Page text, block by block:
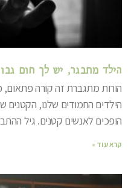
הילד מתבגר, יש לך חום
הורות מתגברת זה קורה פתאום,
הילדים החמודים שלנו, הקטנים
הופכים לאנשים קטנים. גיל
קרא עוד »